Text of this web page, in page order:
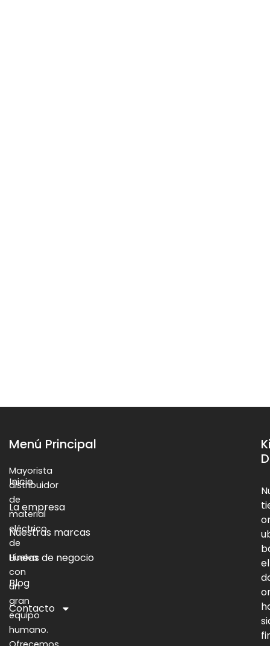
Mayorista
distribuidor
de
material
eléctrico
de
Huelva
con
un
gran
equipo
humano.
Menú Principal
Inicio
La empresa
Nuestras marcas
Líneas de negocio
Blog
Contacto
el